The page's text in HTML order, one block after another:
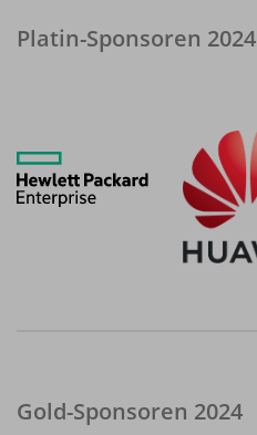
Platin-Sponsoren 2024
Gold-Sponsoren 2024